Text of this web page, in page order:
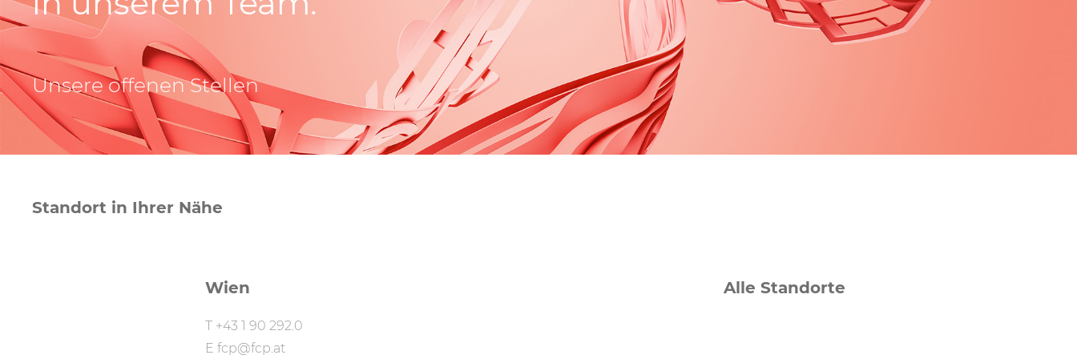
Unsere offenen Stellen
Standort in Ihrer Nähe
Wien
T +43 1 90 292.0
E fcp@fcp.at
Alle Standorte